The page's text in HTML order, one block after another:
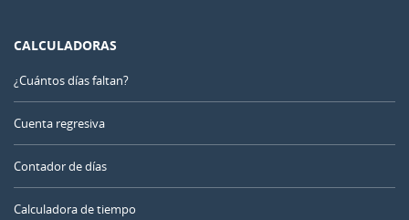
CALCULADORAS
¿Cuántos días faltan?
Cuenta regresiva
Contador de días
Calculadora de tiempo